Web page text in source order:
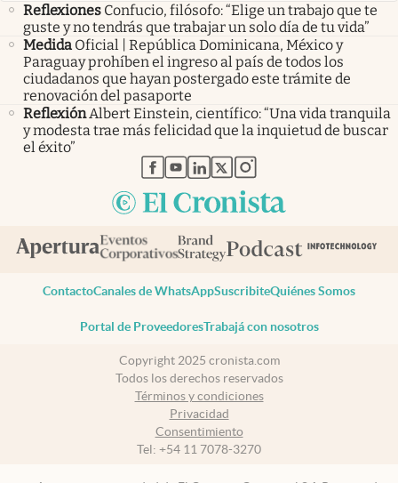
Reflexiones Confucio, filósofo: “Elige un trabajo que te
guste y no tendrás que trabajar un solo día de tu vida”
Medida Oficial | República Dominicana, México y
Paraguay prohíben el ingreso al país de todos los
ciudadanos que hayan postergado este trámite de
renovación del pasaporte
Reflexión Albert Einstein, científico: “Una vida tranquila
y modesta trae más felicidad que la inquietud de buscar
el éxito”
abre en nueva pestaña
abre en nueva pestaña
abre en nueva pestaña
abre en nueva pestaña
abre en nueva pestaña
ContactoCanales de WhatsAppSuscribiteQuiénes Somos
Portal de ProveedoresTrabajá con nosotros
Copyright 2025 cronista.com
Todos los derechos reservados
Términos y condiciones
Privacidad
Consentimiento
Tel: +54 11 7078-3270